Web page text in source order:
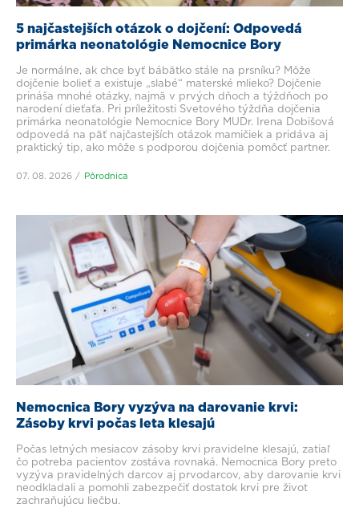
5 najčastejších otázok o dojčení: Odpovedá
primárka neonatológie Nemocnice Bory
Je normálne, ak chce byť bábätko stále na prsníku? Môže
dojčenie bolieť a existuje „slabé“ materské mlieko? Dojčenie
prináša mnohé otázky, najmä v prvých dňoch a týždňoch po
narodení dieťaťa. Pri príležitosti Svetového týždňa dojčenia
primárka neonatológie Nemocnice Bory MUDr. Irena Dobišová
odpovedá na päť najčastejších otázok mamičiek a pridáva aj
praktický tip, ako môže s podporou dojčenia pomôcť partner.
07. 08. 2026 Pôrodnica
Nemocnica Bory vyzýva na darovanie krvi:
Zásoby krvi počas leta klesajú
Počas letných mesiacov zásoby krvi pravidelne klesajú, zatiaľ
čo potreba pacientov zostáva rovnaká. Nemocnica Bory preto
vyzýva pravidelných darcov aj prvodarcov, aby darovanie krvi
neodkladali a pomohli zabezpečiť dostatok krvi pre život
zachraňujúcu liečbu.